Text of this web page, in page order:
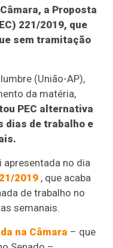
a Proposta
221/2019, que
sem tramitação
(União-AP),
da matéria,
PEC alternativa
dias de trabalho e
no dia
2019 , que acaba
de trabalho no
semanais.
na Câmara – que